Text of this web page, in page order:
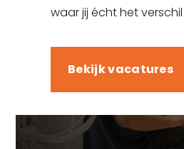
waar jij écht het
Bekijk vacatures